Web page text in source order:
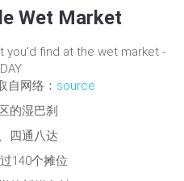
Wet Market
自网络： source
的湿巴刹
四通八达
140个摊位